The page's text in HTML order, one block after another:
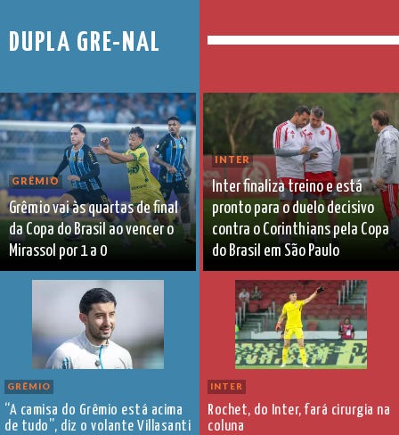
DUPLA GRE-NAL
GRÊMIO
Grêmio vai às quartas de final
da Copa do Brasil ao vencer o
Mirassol por 1 a 0
GRÊMIO
“A camisa do Grêmio está acima
de tudo”, diz o volante Villasanti
INTER
Inter finaliza treino e está
pronto para o duelo decisivo
contra o Corinthians pela Copa
do Brasil em São Paulo
INTER
Rochet, do Inter, fará cirurgia na
coluna